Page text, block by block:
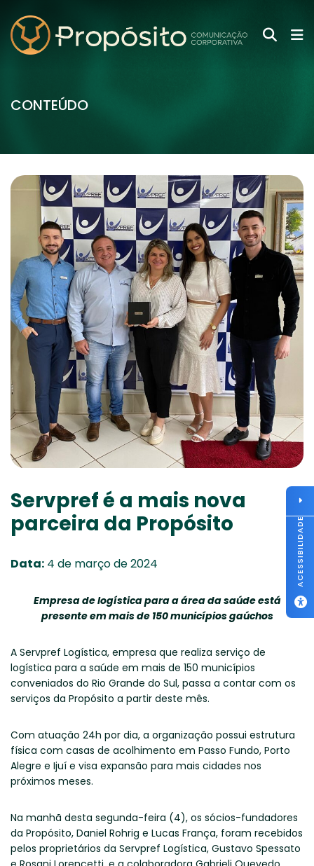
CONTEÚDO
Servpref é a mais nova
parceira da Propósito
Data: 4 de março de 2024
Empresa de logística para a área da saúde está
presente em mais de 150 municípios gaúchos
A Servpref Logística, empresa que realiza serviço de
logística para a saúde em mais de 150 municípios
conveniados do Rio Grande do Sul, passa a contar com os
serviços da Propósito a partir deste mês.
Com atuação 24h por dia, a organização possui estrutura
física com casas de acolhimento em Passo Fundo, Porto
Alegre e Ijuí e visa expansão para mais cidades nos
próximos meses.
Na manhã desta segunda-feira (4), os sócios-fundadores
da Propósito, Daniel Rohrig e Lucas França, foram recebidos
pelos proprietários da Servpref Logística, Gustavo Spessato
ACESSIBILIDADE